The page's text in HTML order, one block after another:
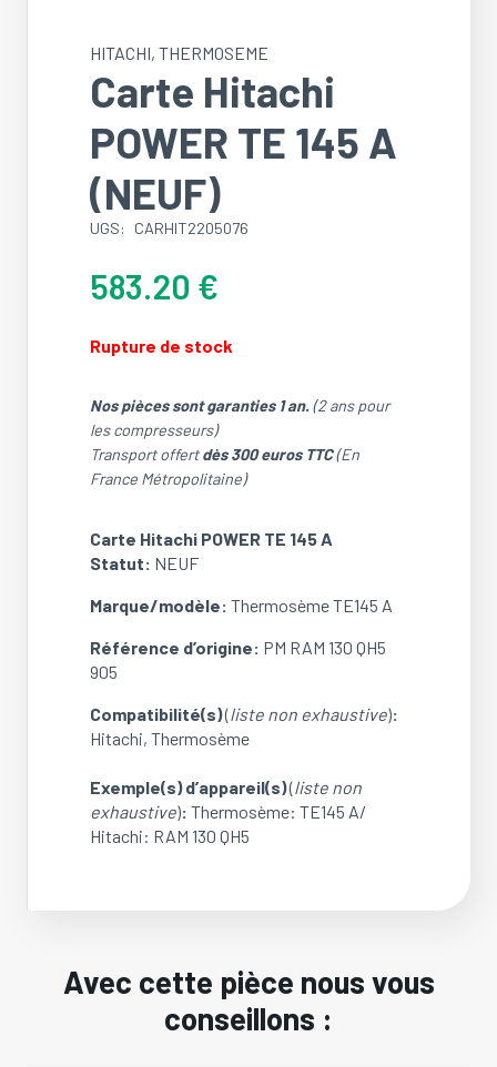
HITACHI, THERMOSEME
Carte Hitachi
POWER TE 145 A
(NEUF)
UGS: CARHIT2205076
583.20 €
Rupture de stock
Nos pièces sont garanties 1 an.(2 ans pour
les compresseurs)
Transport offertdès 300 euros TTC(En
France Métropolitaine)
Carte Hitachi POWER TE 145 A
Statut: NEUF
Marque/modèle: Thermosème TE145 A
Référence d’origine: PM RAM 130 QH5
905
Compatibilité(s)(liste non exhaustive):
Hitachi, Thermosème
Exemple(s) d’appareil(s)(liste non
exhaustive): Thermosème: TE145 A/
Hitachi: RAM 130 QH5
Avec cette pièce nous vous
conseillons :